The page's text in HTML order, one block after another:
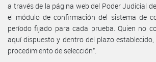
a través de la página web del Poder Judicial
el módulo de confirmación del sistema de
período fijado para cada prueba. Quien no
aquí dispuesto y dentro del plazo
procedimiento de selección”.